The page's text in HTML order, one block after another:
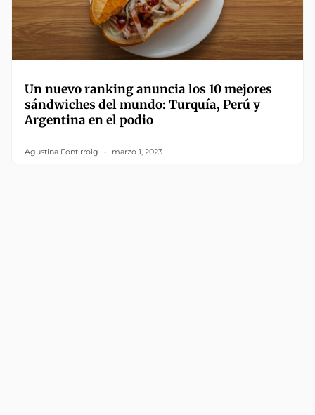
Un nuevo ranking anuncia los 10 mejores
sándwiches del mundo: Turquía, Perú y
Argentina en el podio
Agustina Fontirroig marzo 1, 2023